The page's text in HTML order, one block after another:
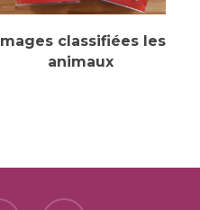
Sélectionner Des
Options
Images classifiées les
animaux